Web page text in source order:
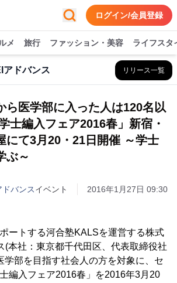
ログイン/会員登録
メ 旅行 ファッション・美容 ライフスタ
アドバンス リリース一覧
ら医学部に入った人は120名以
士編入フェア2016春」新宿・
にて3月20・21日開催 ～学士
ぶ～
バンスイベント 2016年1月27日 09:30
ートする河合塾KALSを運営する株式
(本社：東京都千代田区、代表取締役社
学部を目指す社会人の方を対象に、セ
編入フェア2016春」を2016年3月20